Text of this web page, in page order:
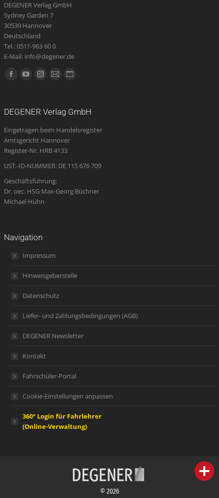
DEGENER Verlag GmbH
Sydney Garden 7
30539 Hannover
Deutschland
Tel.: 0511-963 60 0
E-Mail: info@degener.de
Finden Sie uns auf:
Facebook
new
window
YouTube
new
window
Instagram
new
window
E-
opens
in
new
Website
new
DEGENER Verlag GmbH
Eingetragen beim Handelsregister
Amtsgericht Hannover
Register-Nr. HRB 4133
UST.-ID-NUMMER: DE 115 676 709
Geschäftsführung:
Dr. oec. HSG Max-Georg Büchner
Michael Hühn
Navigation
Impressum
Hinweisgeberstelle
Datenschutz
Liefer- und Zahlungsbedingungen (AGB)
DEGENER Newsletter
Kontakt
Fahrschüler-Portal
Cookie-Einstellungen anpassen
360° Login für Fahrlehrer
(Online-Verwaltung)
© 2026
person IHR FACHBERATER
campaign